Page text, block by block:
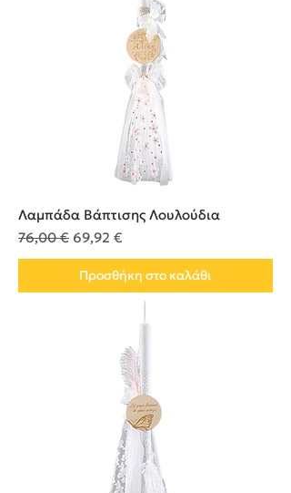
Λαμπάδα Βάπτισης Λουλούδια
Κανονική τιμή
76,00 € Τιμή Έκπτωσης
69,92 €
Προσθήκη στο καλάθι